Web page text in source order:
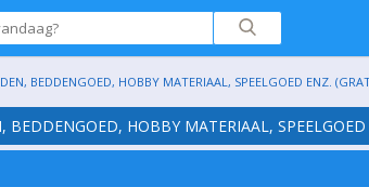
BEDDENGOED, HOBBY MATERIAAL, SPEELGOED ENZ.
HOBBY MATERIAAL,